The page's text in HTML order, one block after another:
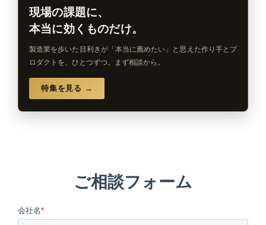
現場の課題に、
本当に効くものだけ。
製造業を歩いた目利きが「本当に薦めたい」と思えた作り手とプ
ロダクトを、ひとつずつ。まず相談から。
特集を見る →